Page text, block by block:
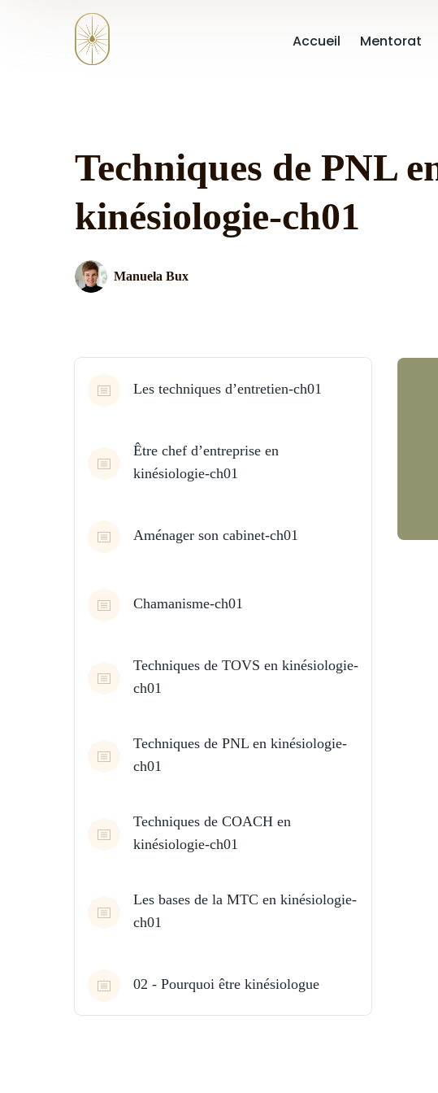
Accueil Mentorat
Techniques de PNL
kinésiologie-ch01
Manuela Bux
Les techniques d’entretien-ch01
Être chef d’entreprise en
kinésiologie-ch01
Aménager son cabinet-ch01
Chamanisme-ch01
Techniques de TOVS en kinésiologie-
ch01
Techniques de PNL en kinésiologie-
ch01
Techniques de COACH en
kinésiologie-ch01
Les bases de la MTC en kinésiologie-
ch01
02 - Pourquoi être kinésiologue